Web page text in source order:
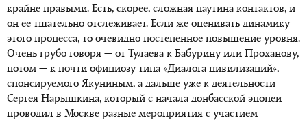
крайне правыми. Есть, скорее, сложная паутина контактов, и
он ее тщательно отслеживает. Если же оценивать динамику
этого процесса, то очевидно постепенное повышение уровня.
Очень грубо говоря — от Тулаева к Бабурину или Проханову,
потом — к почти официозу типа «Диалога цивилизаций»,
спонсируемого Якуниным, а дальше уже к деятельности
Сергея Нарышкина, который с начала донбасской эпопеи
проводил в Москве разные мероприятия с участием